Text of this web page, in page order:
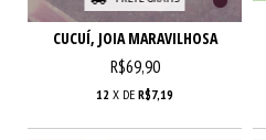
CUCUÍ, JOIA MARAVILHOSA
R$69,90
12 X DE R$7,19